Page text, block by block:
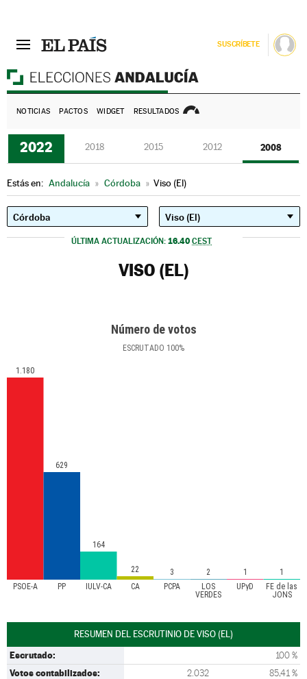
SUSCRÍBETE
NOTICIAS PACTOS WIDGET RESULTADOS
2022 2018 2015 2012 2008
Estás en: Andalucía » Córdoba » Viso (El)
ÚLTIMA ACTUALIZACIÓN: 16.40 CEST
VISO (EL)
Número de votos
ESCRUTADO 100%
PSOE-A PP IULV-CA CA PCPA
LOS
VERDES
UPyD
FE de las
JONS
1.180
629
164
22 3 2 1 1
RESUMEN DEL ESCRUTINIO DE VISO (EL)
Escrutado: 100 %
Votos contabilizados: 2.032 85,41 %